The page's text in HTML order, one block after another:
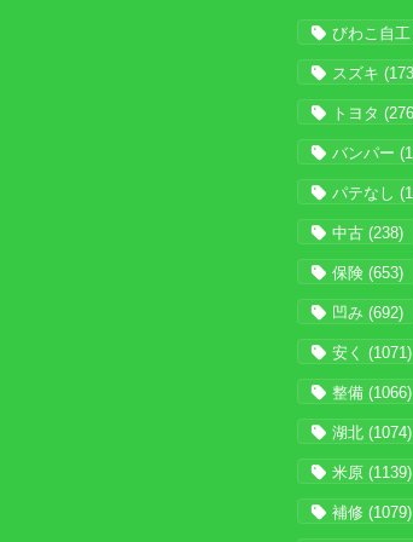
びわこ自工
スズキ
トヨタ
バンパー
パテなし
中古 (238)
保険 (653)
凹み (692)
安く (1071)
整備 (1066)
湖北 (1074)
米原 (1139)
補修 (1079)